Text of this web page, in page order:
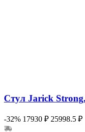
Стул Jarick
-32% 17930 ₽ 25998.5 ₽